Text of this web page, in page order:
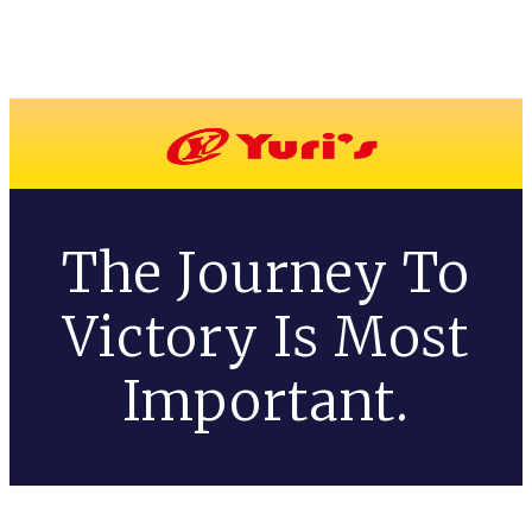
The Journey To
Victory Is Most
Important.